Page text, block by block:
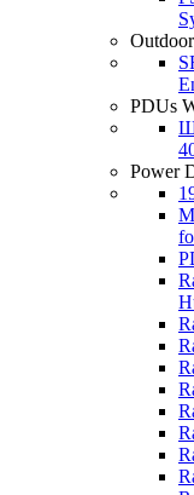
PDUs
Power